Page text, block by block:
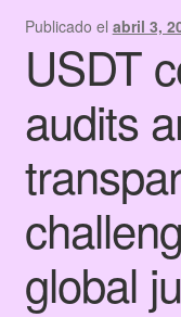
Checkout
Home
Información de
My Account
Terms & Conditions
Tienda
Publicado el abril 3,
USDT
audits
global